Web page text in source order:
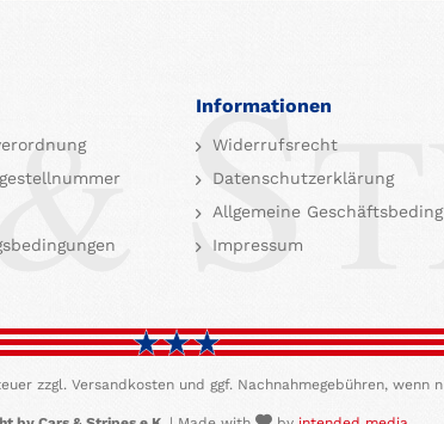
Informationen
Widerrufsrecht
Datenschutzerklärung
Allgemeine
Impressum
zzgl. Versandkosten und ggf. Nachnahmegebühren, wenn